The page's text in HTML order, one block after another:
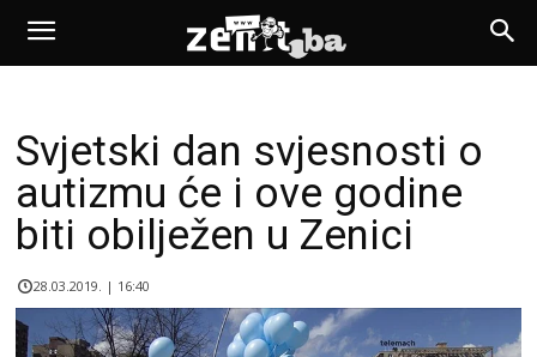
Svjetski dan svjesnosti o
autizmu će i ove godine
biti obilježen u Zenici
28.03.2019. | 16:40